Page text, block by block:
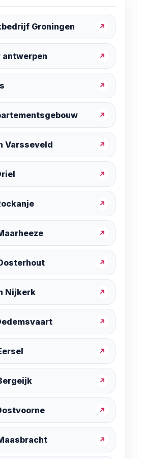
Groningen ↗
↗
↗
↗
Varsseveld ↗
↗
↗
↗
↗
Nijkerk ↗
↗
↗
↗
↗
↗